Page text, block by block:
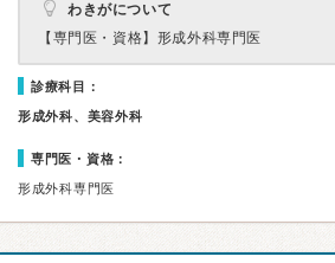
わきがについて
【専門医・資格】 形成外科専門医
診療科目：
形成外科、美容外科
専門医・資格：
形成外科専門医